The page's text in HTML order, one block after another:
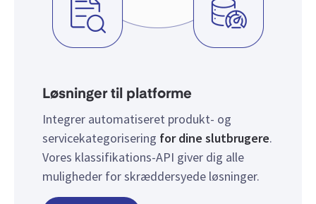
Løsninger til platforme
Integrer automatiseret produkt- og
servicekategorisering for dine slutbrugere.
Vores klassifikations-API giver dig alle
muligheder for skræddersyede løsninger.